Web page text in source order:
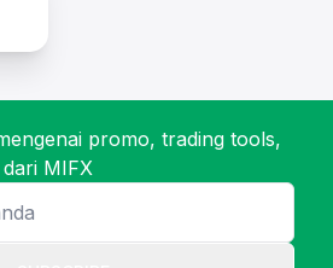
promo, trading tools,
MIFX